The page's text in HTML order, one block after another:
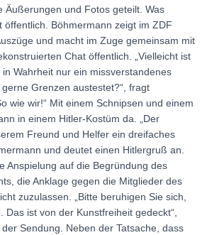
Äußerungen und Fotos geteilt. Was
öffentlich. Böhmermann zeigt im ZDF
und macht im Zuge gemeinsam mit
Chat öffentlich. „Vielleicht ist
Wahrheit nur ein missverstandenes
Grenzen austestet?“, fragt
wie wir!“ Mit einem Schnipsen und einem
in einem Hitler-Kostüm da. „Der
Freund und Helfer ein dreifaches
und deutet einen Hitlergruß an.
Anspielung auf die Begründung des
die Anklage gegen die Mitglieder des
zuzulassen. „Bitte beruhigen Sie sich,
ist von der Kunstfreiheit gedeckt“,
Sendung. Neben der Tatsache, dass